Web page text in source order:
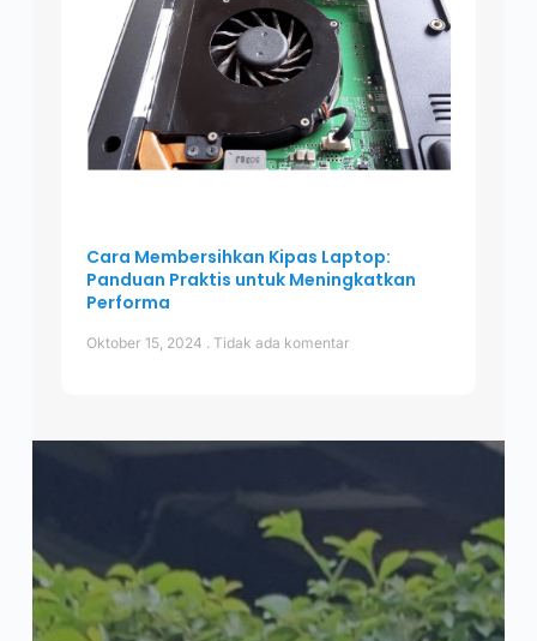
Cara Membersihkan Kipas Laptop:
Panduan Praktis untuk Meningkatkan
Performa
Oktober 15, 2024 Tidak ada komentar